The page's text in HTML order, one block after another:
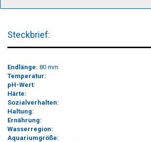
Steckbrief:
Endlänge: 80 mm
Temperatur:
pH-Wert:
Härte:
Sozialverhalten:
Haltung:
Ernährung:
Wasserregion:
Aquariumgröße: